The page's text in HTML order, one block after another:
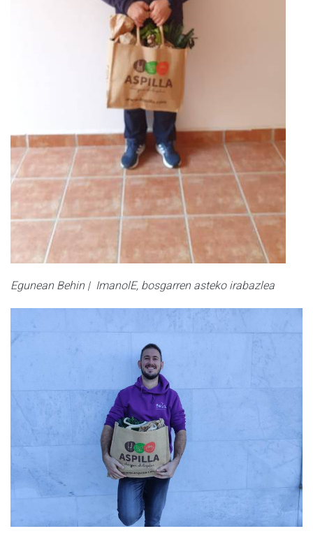
Egunean Behin | ImanolE, bosgarren asteko irabazlea